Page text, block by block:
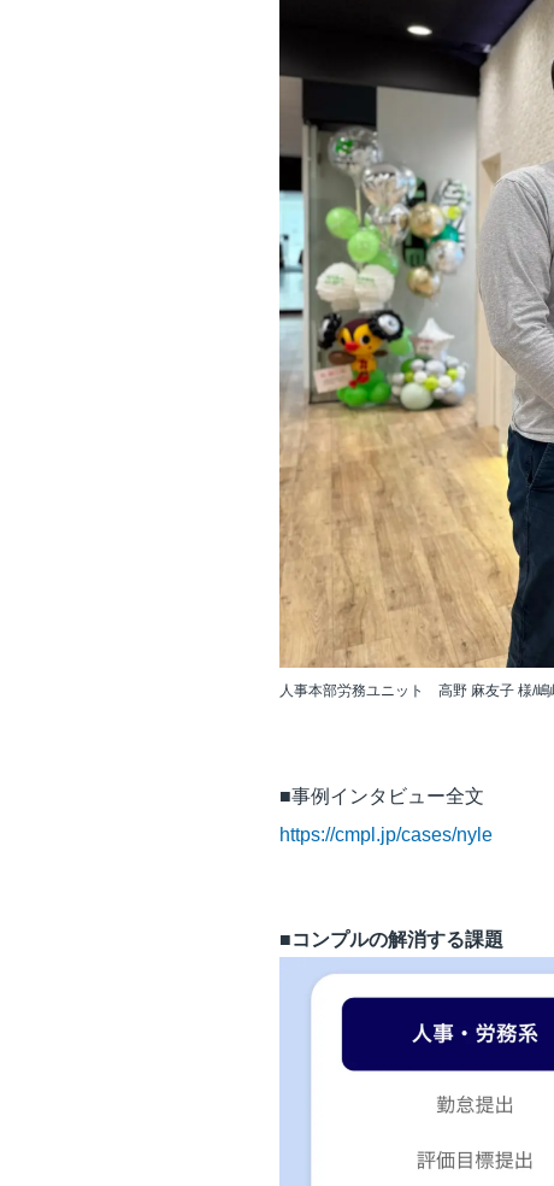
人事本部労務ユニット 高野 麻友子 様/嶋
■事例インタビュー全文
https://cmpl.jp/cases/nyle
■コンプルの解消する課題